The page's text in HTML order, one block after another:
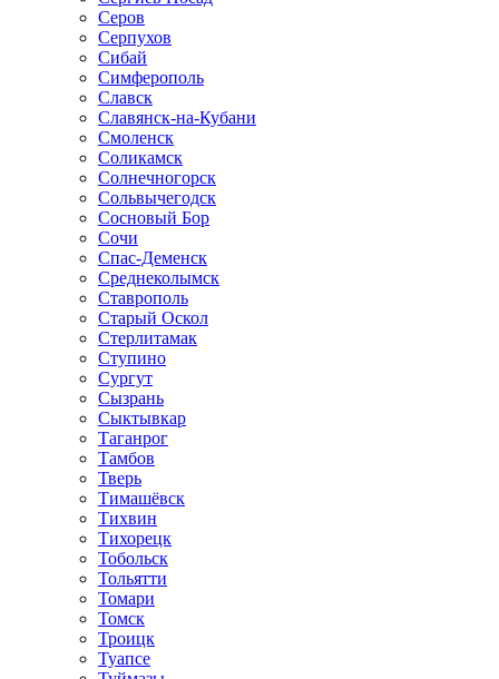
Серов
Серпухов
Сибай
Симферополь
Славск
Славянск-на-Кубани
Смоленск
Соликамск
Солнечногорск
Сольвычегодск
Сосновый Бор
Сочи
Спас-Деменск
Среднеколымск
Ставрополь
Старый Оскол
Стерлитамак
Ступино
Сургут
Сызрань
Сыктывкар
Таганрог
Тамбов
Тверь
Тимашёвск
Тихвин
Тихорецк
Тобольск
Тольятти
Томари
Томск
Троицк
Туапсе